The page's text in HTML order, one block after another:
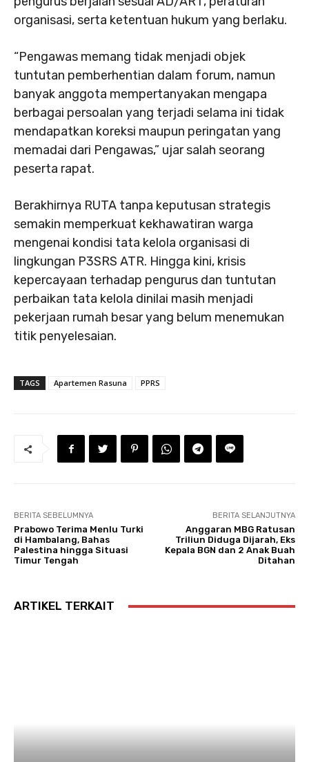
organisasi, serta ketentuan hukum yang berlaku.
“Pengawas memang tidak menjadi objek
tuntutan pemberhentian dalam forum, namun
banyak anggota mempertanyakan mengapa
berbagai persoalan yang terjadi selama ini tidak
mendapatkan koreksi maupun peringatan yang
memadai dari Pengawas,” ujar salah seorang
peserta rapat.
Berakhirnya RUTA tanpa keputusan strategis
semakin memperkuat kekhawatiran warga
mengenai kondisi tata kelola organisasi di
lingkungan P3SRS ATR. Hingga kini, krisis
kepercayaan terhadap pengurus dan tuntutan
perbaikan tata kelola dinilai masih menjadi
pekerjaan rumah besar yang belum menemukan
titik penyelesaian.
TAGS Apartemen Rasuna PPRS
BERITA SEBELUMNYA
Prabowo Terima Menlu Turki
di Hambalang, Bahas
Palestina hingga Situasi
Timur Tengah
BERITA SELANJUTNYA
Anggaran MBG Ratusan
Triliun Diduga Dijarah, Eks
Kepala BGN dan 2 Anak Buah
Ditahan
ARTIKEL TERKAIT